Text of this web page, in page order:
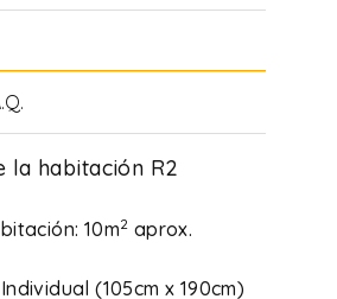
la habitación R2
10m2 aprox.
(105cm x 190cm)